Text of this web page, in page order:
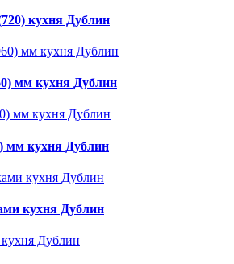
кухня Дублин
мм кухня Дублин
мм кухня Дублин
кухня Дублин